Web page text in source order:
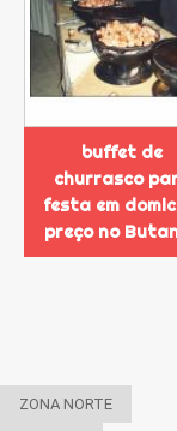
buffet de
churrasco
festa em
preço no
ZONA NORTE